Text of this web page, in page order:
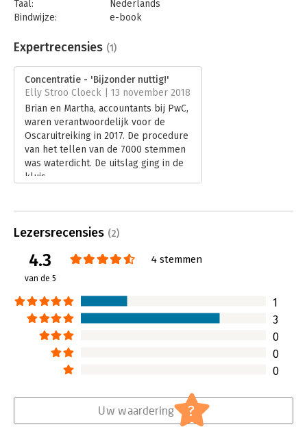
Taal:
Nederlands
Bindwijze:
e-book
Bestandsformaat:
epub
Uitgever:
Maven Publishing
Druk:
1
Verschijningsdatum:
8-11-2018
Hoofdrubriek: Psychologie
Expertrecensies (1)
Concentratie - 'Bijzonder nuttig!'
Elly Stroo Cloeck | 13 november 2018
Brian en Martha, accountants bij PwC,
waren verantwoordelijk voor de
Oscaruitreiking in 2017. De procedure
van het tellen van de 7000 stemmen
was waterdicht. De uitslag ging in de
kluis.
Lezersrecensies (2)
4.3
van de 5
4 stemmen
1
3
0
0
0
Uw waardering ?